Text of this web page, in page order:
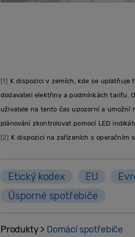
[1] K dispozici v zemích, kde se
dodavateli elektřiny a podmínkách tarifu.
uživatele na tento čas upozorní a
plánování zkontrolovat pomocí LED
[2] K dispozici na zařízeních s operačním
Etický kodex EU
Úsporné spotřebiče
Produkty > Domácí spotřebiče